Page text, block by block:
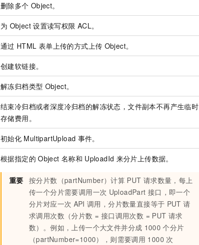
删除多个 Object。
为 Object 设置读写权限 ACL。
通过 HTML 表单上传的方式上传 Object。
创建软链接。
解冻归档类型 Object。
结束冷归档或者深度冷归档的解冻状态，文件副本不再产生临时
存储费用。
初始化 MultipartUpload 事件。
根据指定的 Object 名称和 UploadId 来分片上传数据。
重要 按分片数（partNumber）计算 PUT 请求数量，每上
传一个分片需要调用一次 UploadPart 接口，即一个
分片对应一次 API 调用，分片数量直接等于 PUT 请
求调用次数（分片数 = 接口调用次数 = PUT 请求
数）。例如，上传一个大文件并分成 1000 个分片
（partNumber=1000），则需要调用 1000 次